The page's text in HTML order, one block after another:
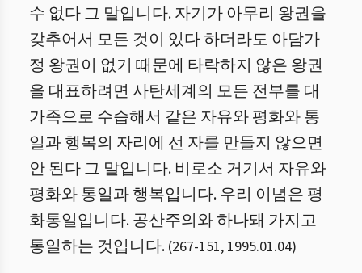
수 없다 그 말입니다. 자기가 아무리 왕권을
갖추어서 모든 것이 있다 하더라도 아담가
정 왕권이 없기 때문에 타락하지 않은 왕권
을 대표하려면 사탄세계의 모든 전부를 대
가족으로 수습해서 같은 자유와 평화와 통
일과 행복의 자리에 선 자를 만들지 않으면
안 된다 그 말입니다. 비로소 거기서 자유와
평화와 통일과 행복입니다. 우리 이념은 평
화통일입니다. 공산주의와 하나돼 가지고
통일하는 것입니다. (267-151, 1995.01.04)